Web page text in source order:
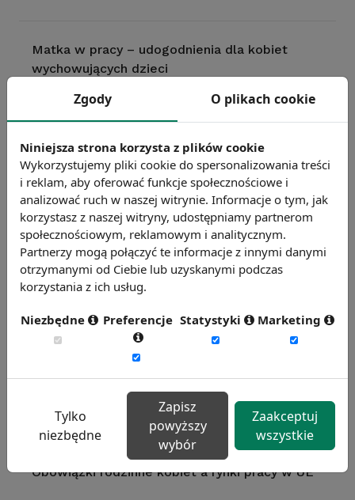
Matka w pracy – udogodnienia dla kobiet
wychowujących dzieci
Raport: Kobieta na rynku pracy - siedem mitów
Różowe kołnierzyki – przekleństwo czy
szansa?
Kobiety na rynku pracy. Czy są powody do
niepokoju?
Gdy rządzą kobiety
Gender management – jak zarządzać płcią w
firmie?
Obowiązki rodzinne kobiet a rynki pracy w UE
Zgody O plikach cookie
Niniejsza strona korzysta z plików cookie
Wykorzystujemy pliki cookie do spersonalizowania treści
i reklam, aby oferować funkcje społecznościowe i
analizować ruch w naszej witrynie. Informacje o tym, jak
korzystasz z naszej witryny, udostępniamy partnerom
społecznościowym, reklamowym i analitycznym.
Partnerzy mogą połączyć te informacje z innymi danymi
otrzymanymi od Ciebie lub uzyskanymi podczas
korzystania z ich usług.
Niezbędne Preferencje Statystyki Marketing
Tylko
niezbędne
Zapisz
powyższy
wybór
Zaakceptuj
wszystkie